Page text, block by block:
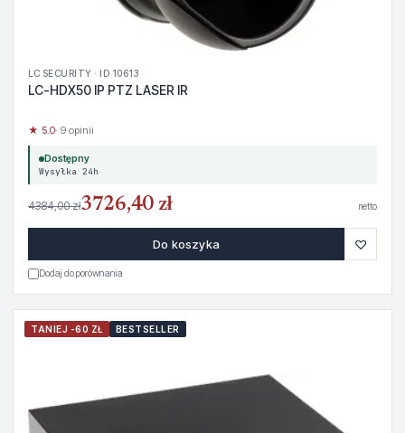
LC SECURITY · ID 10613
LC-HDX50 IP PTZ LASER IR
★ 5.0· 9 opinii
Dostępny
Wysyłka 24h
4384,00 zł3726,40 zł netto
Do koszyka ♡
Dodaj do porównania
TANIEJ -60 ZŁ BESTSELLER